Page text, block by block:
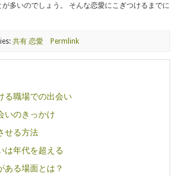
多いのでしょう。 そんな恋愛にこぎつけるまでに
共有 恋愛 Permlink
る職場での出会い
いのきっかけ
せる方法
は年代を超える
ある場面とは？